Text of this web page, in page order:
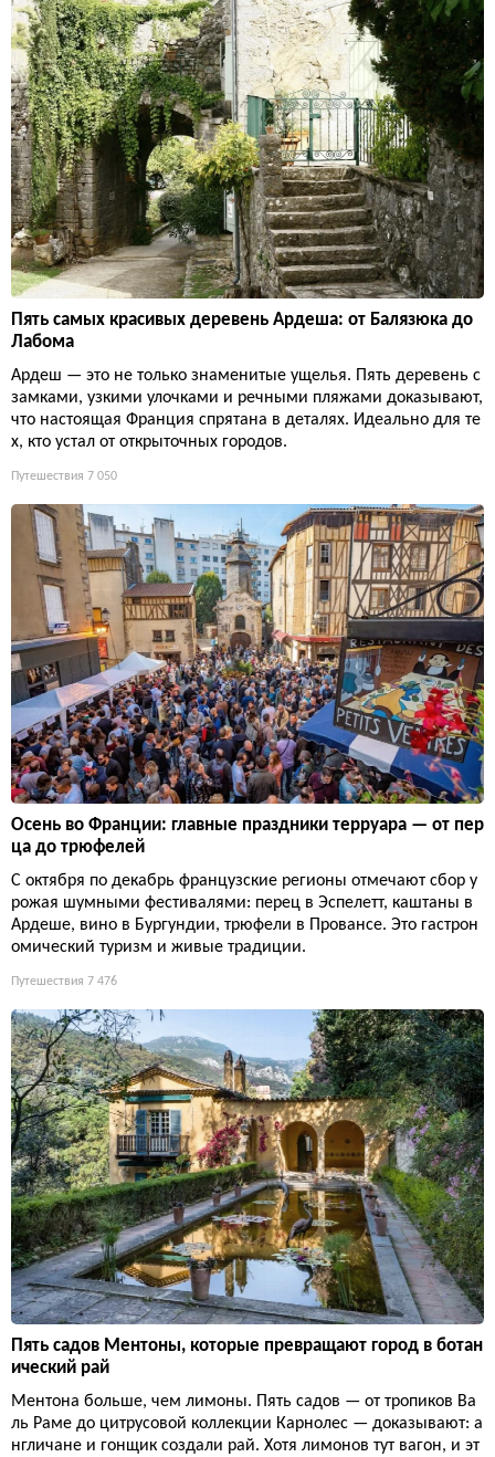
Пять самых красивых деревень Ардеша: от Балязюка до
Лабома
Ардеш — это не только знаменитые ущелья. Пять деревень с
замками, узкими улочками и речными пляжами доказывают,
что настоящая Франция спрятана в деталях. Идеально для те
х, кто устал от открыточных городов.
Путешествия 7 050
Осень во Франции: главные праздники терруара — от пер
ца до трюфелей
С октября по декабрь французские регионы отмечают сбор у
рожая шумными фестивалями: перец в Эспелетт, каштаны в
Ардеше, вино в Бургундии, трюфели в Провансе. Это гастрон
омический туризм и живые традиции.
Путешествия 7 476
Пять садов Ментоны, которые превращают город в ботан
ический рай
Ментона больше, чем лимоны. Пять садов — от тропиков Ва
ль Раме до цитрусовой коллекции Карнолес — доказывают: а
нгличане и гонщик создали рай. Хотя лимонов тут вагон, и эт